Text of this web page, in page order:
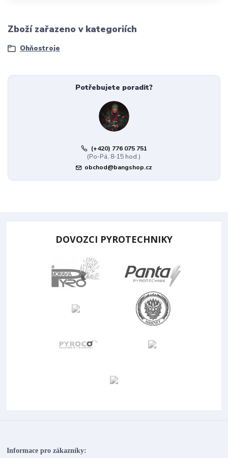
Zboží zařazeno v kategoriích
Ohňostroje
Potřebujete poradit?
(+420) 776 075 751
(Po-Pá, 8-15 hod.)
obchod@bangshop.cz
DOVOZCI PYROTECHNIKY
Informace pro zákazníky: